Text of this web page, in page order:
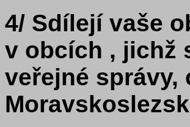
4/ Sdílejí vaše
v obcích , jichž
veřejné správy,